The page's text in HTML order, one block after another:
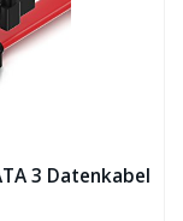
3 Datenkabel